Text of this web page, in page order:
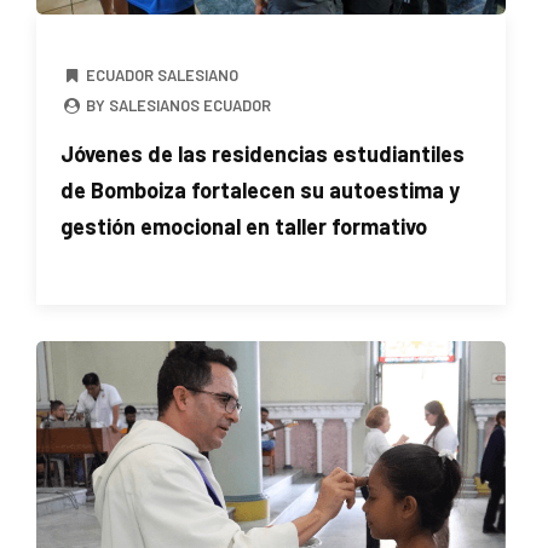
ECUADOR SALESIANO
BY SALESIANOS ECUADOR
Jóvenes de las residencias estudiantiles
de Bomboiza fortalecen su autoestima y
gestión emocional en taller formativo